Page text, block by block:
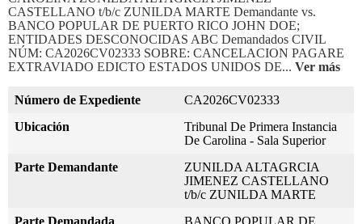
CASTELLANO t/b/c ZUNILDA MARTE Demandante vs.
BANCO POPULAR DE PUERTO RICO JOHN DOE;
ENTIDADES DESCONOCIDAS ABC Demandados CIVIL
NÚM: CA2026CV02333 SOBRE: CANCELACION PAGARE
EXTRAVIADO EDICTO ESTADOS UNIDOS DE... Ver más
Número de Expediente
CA2026CV02333
Ubicación
Tribunal De Primera Instancia
De Carolina - Sala Superior
Parte Demandante
ZUNILDA ALTAGRCIA
JIMENEZ CASTELLANO
t/b/c ZUNILDA MARTE
Parte Demandada
BANCO POPULAR DE